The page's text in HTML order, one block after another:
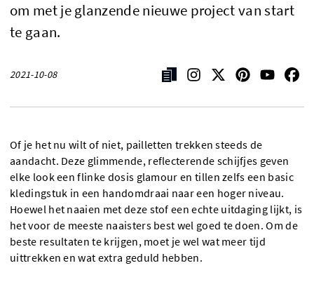
om met je glanzende nieuwe project van start
te gaan.
2021-10-08
Of je het nu wilt of niet, pailletten trekken steeds de
aandacht. Deze glimmende, reflecterende schijfjes geven
elke look een flinke dosis glamour en tillen zelfs een basic
kledingstuk in een handomdraai naar een hoger niveau.
Hoewel het naaien met deze stof een echte uitdaging lijkt, is
het voor de meeste naaisters best wel goed te doen. Om de
beste resultaten te krijgen, moet je wel wat meer tijd
uittrekken en wat extra geduld hebben.